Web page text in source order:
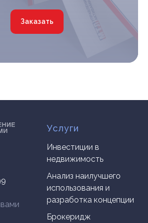
Заказать
Услуги
Инвестиции в
недвижимость
Анализ наилучшего
использования и
разработка концепции
Брокеридж